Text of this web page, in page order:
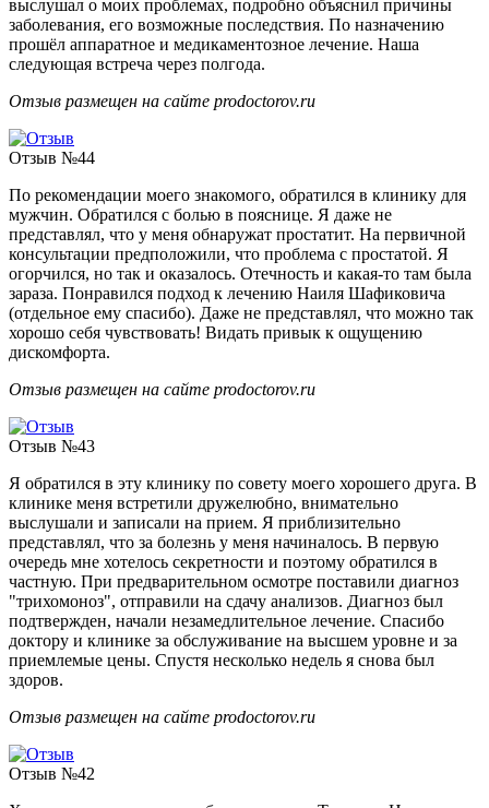
выслушал о моих проблемах, подробно объяснил причины
заболевания, его возможные последствия. По назначению
прошёл аппаратное и медикаментозное лечение. Наша
следующая встреча через полгода.
Отзыв размещен на сайте prodoctorov.ru
Отзыв №44
По рекомендации моего знакомого, обратился в клинику для
мужчин. Обратился с болью в пояснице. Я даже не
представлял, что у меня обнаружат простатит. На первичной
консультации предположили, что проблема с простатой. Я
огорчился, но так и оказалось. Отечность и какая-то там была
зараза. Понравился подход к лечению Наиля Шафиковича
(отдельное ему спасибо). Даже не представлял, что можно так
хорошо себя чувствовать! Видать привык к ощущению
дискомфорта.
Отзыв размещен на сайте prodoctorov.ru
Отзыв №43
Я обратился в эту клинику по совету моего хорошего друга. В
клинике меня встретили дружелюбно, внимательно
выслушали и записали на прием. Я приблизительно
представлял, что за болезнь у меня начиналось. В первую
очередь мне хотелось секретности и поэтому обратился в
частную. При предварительном осмотре поставили диагноз
"трихомоноз", отправили на сдачу анализов. Диагноз был
подтвержден, начали незамедлительное лечение. Спасибо
доктору и клинике за обслуживание на высшем уровне и за
приемлемые цены. Спустя несколько недель я снова был
здоров.
Отзыв размещен на сайте prodoctorov.ru
Отзыв №42